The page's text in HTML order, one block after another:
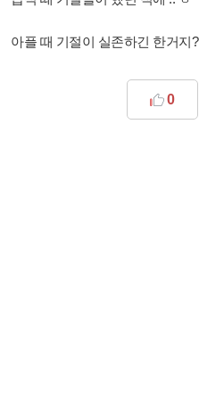
아플 때 기절이 실존하긴 한거지?
0